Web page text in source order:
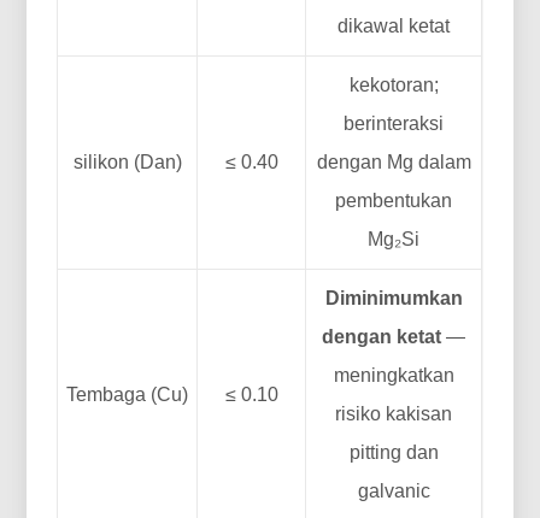
dikawal ketat
silikon (Dan) ≤ 0.40
kekotoran;
berinteraksi
dengan Mg dalam
pembentukan
Mg₂Si
Tembaga (Cu) ≤ 0.10
Diminimumkan
dengan ketat —
meningkatkan
risiko kakisan
pitting dan
galvanic